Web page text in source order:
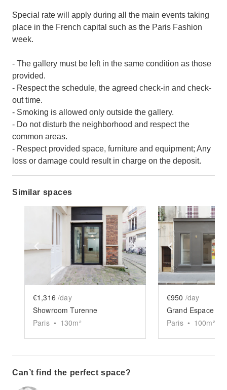
Special rate will apply during all the main events taking
place in the French capital such as the Paris Fashion
week.
- The gallery must be left in the same condition as those
provided.
- Respect the schedule, the agreed check-in and check-
out time.
- Smoking is allowed only outside the gallery.
- Do not disturb the neighborhood and respect the
common areas.
- Respect provided space, furniture and equipment; Any
loss or damage could result in charge on the deposit.
Similar spaces
Show previous slide Show next slide
€1,316 /day
Showroom Turenne
Paris • 130m²
Show
€950 /day
Grand Espace
Paris • 100m²
Can’t find the perfect space?